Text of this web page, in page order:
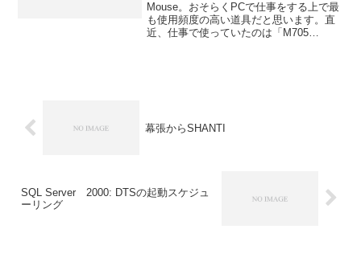
Mouse。おそらくPCで仕事をする上で最
も使用頻度の高い道具だと思います。直
近、仕事で使っていたのは「M705
幕張からSHANTI
SQL Server 2000: DTSの起動スケジュ
ーリング